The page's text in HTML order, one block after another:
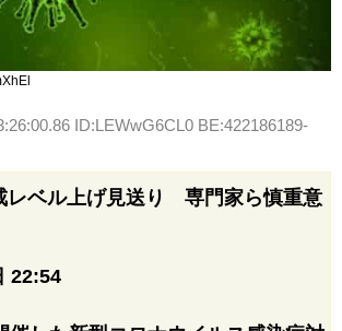
ID:LEWwG6CL0 BE:422186189-
レベル上げ見送り 専門家ら慎重意
22:54